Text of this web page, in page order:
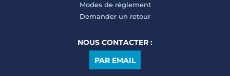
Modes de règlement
Demander un retour
NOUS CONTACTER :
PAR EMAIL